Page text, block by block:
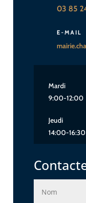
03 85
E-MAIL
Mardi
9:00-12:00
Jeudi
14:00-16:30